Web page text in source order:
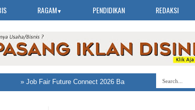
RAGAM▼ PENDIDIKAN REDAKSI
Job Fair Future Connect 2026 Bandung Selatan Buka 3.019